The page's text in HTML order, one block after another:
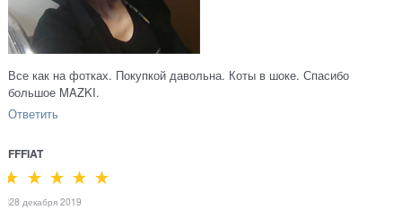
Все как на фотках. Покупкой давольна. Коты в шоке. Спасибо
большое MAZKI.
Ответить
FFFIAT
28 декабря 2019